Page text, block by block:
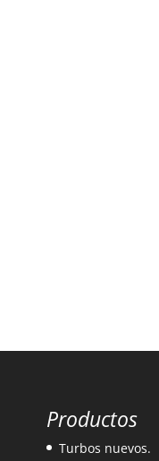
Productos
Turbos nuevos.